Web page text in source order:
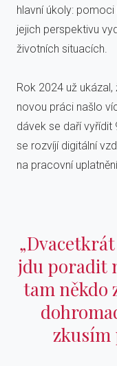
hlavní úkoly:
jejich perspektivu
životních situacích.
Rok 2024 už
novou práci našlo
dávek se daří vyřídit
se rozvíjí digitální
na pracovní
jdu poradit
tam někdo
zkusím